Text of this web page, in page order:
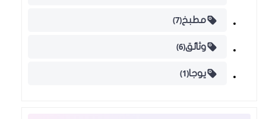
مطبخ(7)
وثائق(6)
يوجا(1)